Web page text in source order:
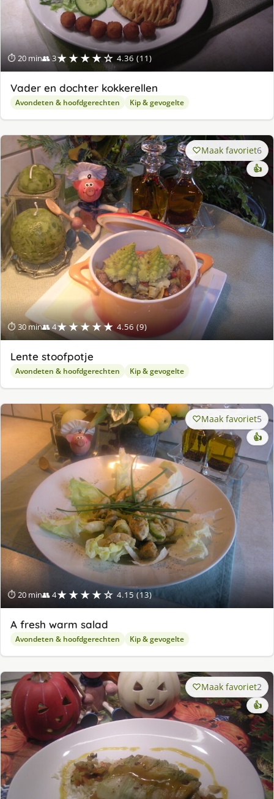
⏱ 20 min👥 3★★★★☆ 4.36 (11)
Vader en dochter kokkerellen
Avondeten & hoofdgerechten Kip & gevogelte
⏱ 30 min👥 4★★★★★ 4.56 (9)
Maak favoriet6
👍
Lente stoofpotje
Avondeten & hoofdgerechten Kip & gevogelte
⏱ 20 min👥 4★★★★☆ 4.15 (13)
Maak favoriet5
👍
A fresh warm salad
Avondeten & hoofdgerechten Kip & gevogelte
Maak favoriet2
👍